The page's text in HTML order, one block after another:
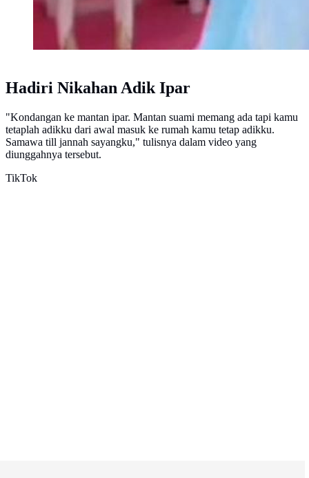
Hadiri Nikahan Adik Ipar
"Kondangan ke mantan ipar. Mantan suami memang ada tapi kamu
tetaplah adikku dari awal masuk ke rumah kamu tetap adikku.
Samawa till jannah sayangku," tulisnya dalam video yang
diunggahnya tersebut.
TikTok